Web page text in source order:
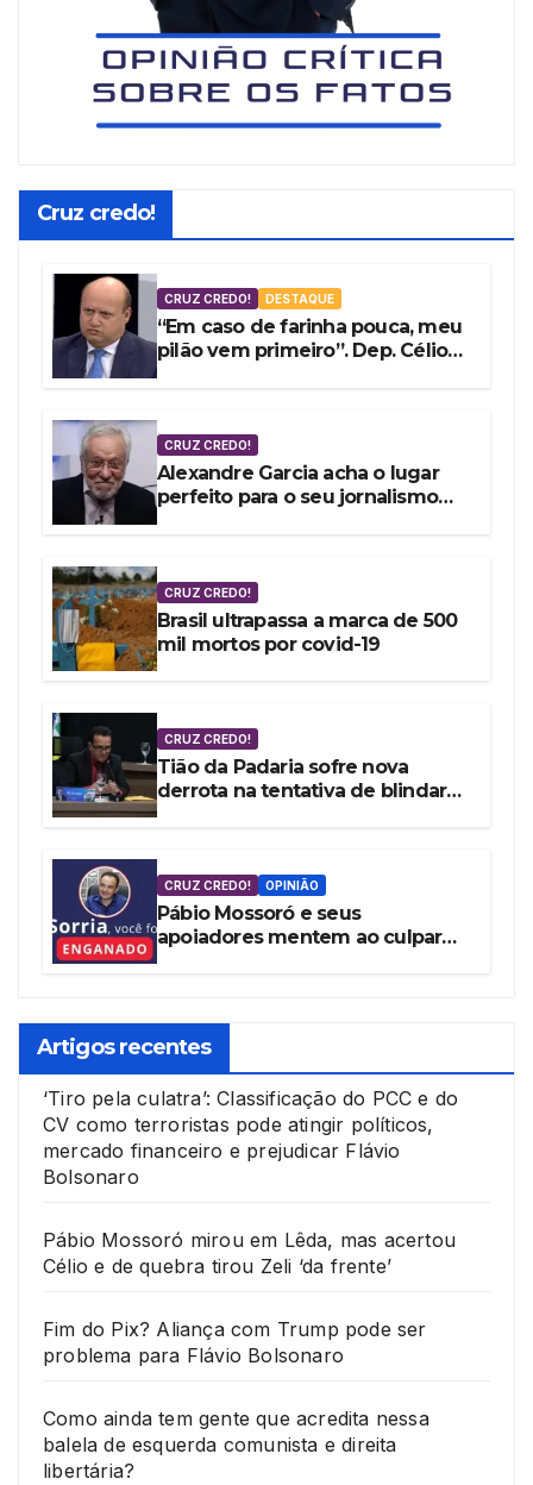
Cruz credo!
CRUZ CREDO! DESTAQUE
“Em caso de farinha pouca, meu
pilão vem primeiro”. Dep. Célio
CRUZ CREDO!
Alexandre Garcia acha o lugar
perfeito para o seu jornalismo
CRUZ CREDO!
Brasil ultrapassa a marca de 500
mil mortos por covid-19
CRUZ CREDO!
Tião da Padaria sofre nova
derrota na tentativa de blindar
CRUZ CREDO! OPINIÃO
Pábio Mossoró e seus
apoiadores mentem ao culpar
Artigos recentes
‘Tiro pela culatra’: Classificação do PCC e do
CV como terroristas pode atingir políticos,
mercado financeiro e prejudicar Flávio
Bolsonaro
Pábio Mossoró mirou em Lêda, mas acertou
Célio e de quebra tirou Zeli ‘da frente’
Fim do Pix? Aliança com Trump pode ser
problema para Flávio Bolsonaro
Como ainda tem gente que acredita nessa
balela de esquerda comunista e direita
libertária?